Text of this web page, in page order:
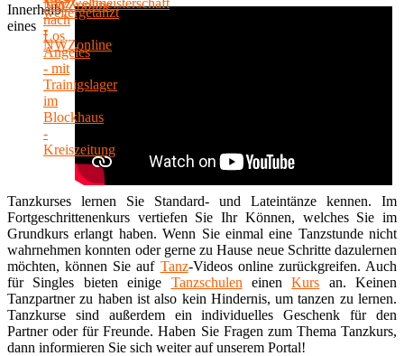
Innerhalb
eines
Tanzkurses lernen Sie Standard- und Lateintänze kennen. Im
Fortgeschrittenenkurs vertiefen Sie Ihr Können, welches Sie im
Grundkurs erlangt haben. Wenn Sie einmal eine Tanzstunde nicht
wahrnehmen konnten oder gerne zu Hause neue Schritte dazulernen
möchten, können Sie auf Tanz-Videos online zurückgreifen. Auch
für Singles bieten einige Tanzschulen einenKurs an. Keinen
Tanzpartner zu haben ist also kein Hindernis, um tanzen zu lernen.
Tanzkurse sind außerdem ein individuelles Geschenk für den
Partner oder für Freunde. Haben Sie Fragen zum Thema Tanzkurs,
dann informieren Sie sich weiter auf unserem Portal!